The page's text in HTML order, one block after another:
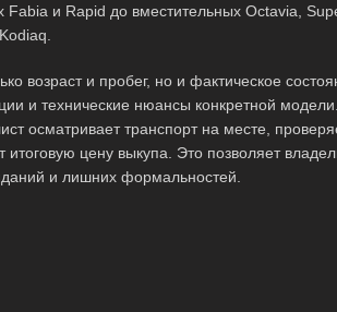
Fabia и Rapid до вместительных Octavia,
возраст и пробег, но и фактическое
и технические нюансы конкретной
осматривает транспорт на месте,
итоговую цену выкупа. Это позволяет
и лишних формальностей.